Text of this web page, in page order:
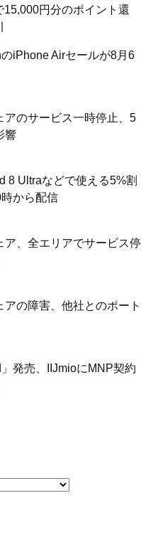
15,000円分のポイント還
のiPhone Airセールが8月6
アのサービス一時停止、5
響
8 Ultraなどで使える5%割
から配信
ア、全エリアでサービス停
アの障害、他社とのポート
」発売、IIJmioにMNP契約